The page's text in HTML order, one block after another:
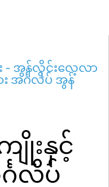
- အွန်လိုင်းလေ့လာ
း အင်္ဂလိပ် အွန်
ျိုးနှင့်
ဂလိပ်